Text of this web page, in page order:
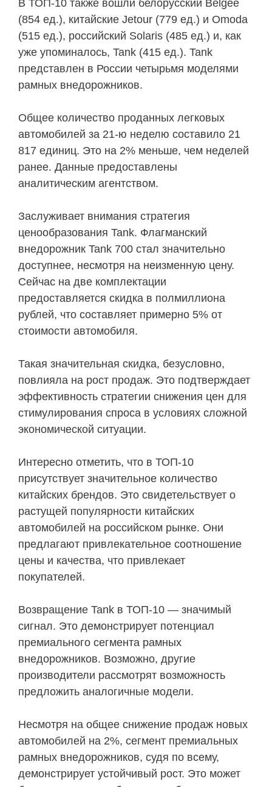
В ТОП-10 также вошли белорусский Belgee
(854 ед.), китайские Jetour (779 ед.) и Omoda
(515 ед.), российский Solaris (485 ед.) и, как
уже упоминалось, Tank (415 ед.). Tank
представлен в России четырьмя моделями
рамных внедорожников.
Общее количество проданных легковых
автомобилей за 21-ю неделю составило 21
817 единиц. Это на 2% меньше, чем неделей
ранее. Данные предоставлены
аналитическим агентством.
Заслуживает внимания стратегия
ценообразования Tank. Флагманский
внедорожник Tank 700 стал значительно
доступнее, несмотря на неизменную цену.
Сейчас на две комплектации
предоставляется скидка в полмиллиона
рублей, что составляет примерно 5% от
стоимости автомобиля.
Такая значительная скидка, безусловно,
повлияла на рост продаж. Это подтверждает
эффективность стратегии снижения цен для
стимулирования спроса в условиях сложной
экономической ситуации.
Интересно отметить, что в ТОП-10
присутствует значительное количество
китайских брендов. Это свидетельствует о
растущей популярности китайских
автомобилей на российском рынке. Они
предлагают привлекательное соотношение
цены и качества, что привлекает
покупателей.
Возвращение Tank в ТОП-10 — значимый
сигнал. Это демонстрирует потенциал
премиального сегмента рамных
внедорожников. Возможно, другие
производители рассмотрят возможность
предложить аналогичные модели.
Несмотря на общее снижение продаж новых
автомобилей на 2%, сегмент премиальных
рамных внедорожников, судя по всему,
демонстрирует устойчивый рост. Это может